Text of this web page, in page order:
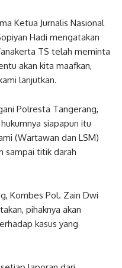
Ketua Jurnalis Nasional
Hadi mengatakan
TS telah meminta
akan kita maafkan,
lanjutkan.
Polresta Tangerang,
siapapun itu
(Wartawan dan LSM)
sampai titik darah
Kombes Pol. Zain Dwi
pihaknya akan
kasus yang